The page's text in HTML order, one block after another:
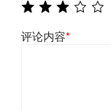
评论内容*